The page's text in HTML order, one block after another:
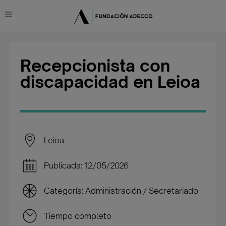
Recepcionista con
discapacidad en Leioa
Leioa
Publicada: 12/05/2026
Categoría: Administración / Secretariado
Tiempo completo